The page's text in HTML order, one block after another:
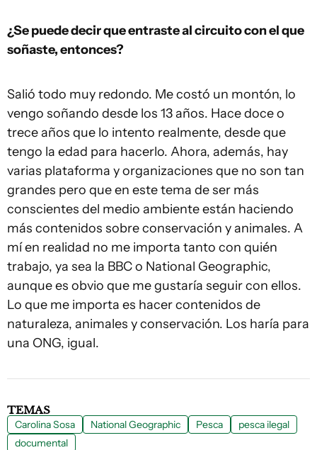
¿Se puede decir que entraste al circuito con el que
soñaste, entonces?
Salió todo muy redondo. Me costó un montón, lo
vengo soñando desde los 13 años. Hace doce o
trece años que lo intento realmente, desde que
tengo la edad para hacerlo. Ahora, además, hay
varias plataforma y organizaciones que no son tan
grandes pero que en este tema de ser más
conscientes del medio ambiente están haciendo
más contenidos sobre conservación y animales. A
mí en realidad no me importa tanto con quién
trabajo, ya sea la BBC o National Geographic,
aunque es obvio que me gustaría seguir con ellos.
Lo que me importa es hacer contenidos de
naturaleza, animales y conservación. Los haría para
una ONG, igual.
TEMAS
Carolina Sosa National Geographic Pesca
pesca ilegal
documental